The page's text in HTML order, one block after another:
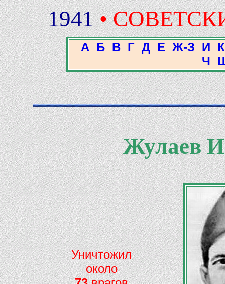
1941 •
А Б В Г Д Е Ж-З И К
Ч
Жулаев
Уничтожил
около